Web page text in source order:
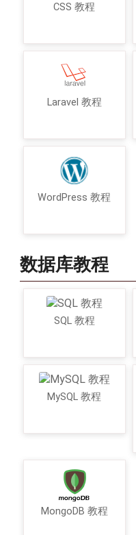
CSS 教程
Laravel 教程
WordPress 教程
数据库教程
SQL 教程
MySQL 教程
MongoDB 教程